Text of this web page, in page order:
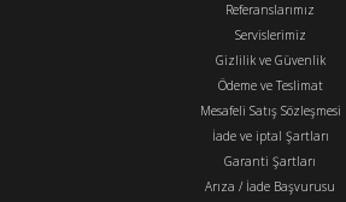
Ürün resmi kalitesiz, bozuk veya
Ürün bilgilerinde hatalar bulunuyor.
Ürün fiyatı diğer sitelerden daha pahalı.
Bu ürüne benzer farklı alternatifler olmalı.
Referanslarımız
Servislerimiz
Gizlilik ve Güvenlik
Ödeme ve Teslimat
Mesafeli Satış Sözleşmesi
İade ve iptal Şartları
Garanti Şartları
Arıza / İade Başvurusu